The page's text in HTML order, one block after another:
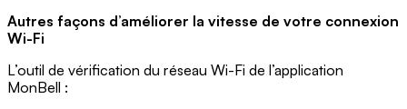
Autres façons d’améliorer la vitesse de votre connexion
Wi-Fi
L’outil de vérification du réseau Wi-Fi de l’application
MonBell :